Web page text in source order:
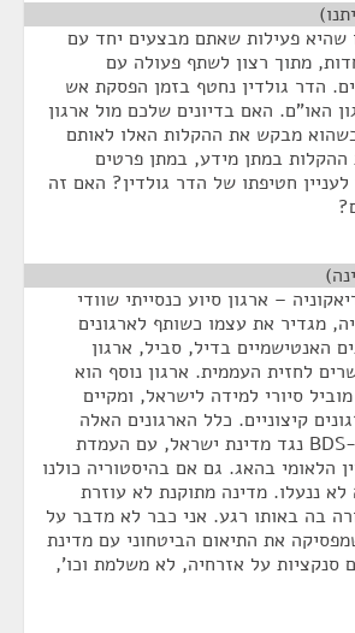
שהיא פעילות שאתם מבצעים יחד עם
מתוך רצון לשתף פעולה עם
הדר גולדין נחטף בזמן הפסקת אש
האו"ם. האם בדיונים שלכם מול ארגון
מבקש את ההקלות האלו לאותם
ההקלות במתן מידע, במתן פרטים
לעניין חטיפתו של הדר גולדין? האם זה
– ארגון סיוע כנסייתי שוודי
מגדיר את עצמו כשותף לארגונים
האנטישמיים בדיל, סביל, ארגון
לחזית העממית. ארגון נוסף הוא
סיורי למידה לישראל, ומקיים
קיצוניים. כלל הארגונים האלה
משתפים פעלה עם ה-BDS נגד מדינת ישראל, עם העמדת
הלאומי בהאג. גם אם בהיסטוריה כולנו
ננעלו. מדינה מתוקנת לא עוזרת
בה באותו רגע. אני כבר לא מדבר על
את התיאום הביטחוני עם מדינת
סנקציות על אזרחיה, לא משלמת וכו',